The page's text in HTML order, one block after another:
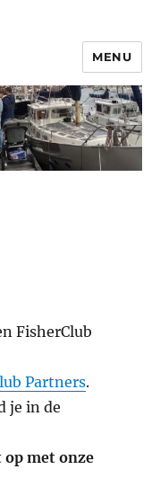
MENU
FisherClub
Partners.
je in de
op met onze